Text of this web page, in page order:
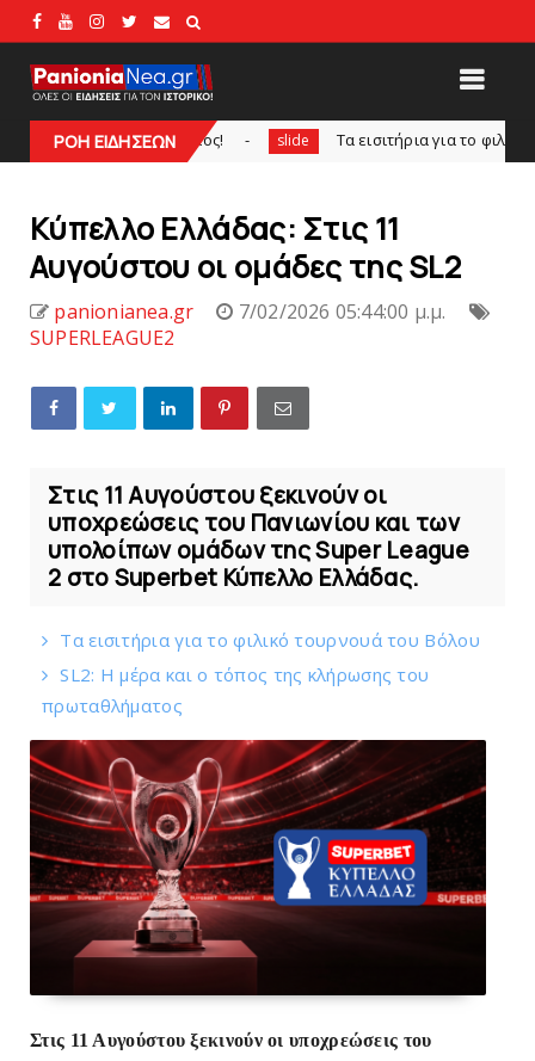
ΡΟΗ ΕΙΔΗΣΕΩΝ
slide Tα εισιτήρια για το φιλικό τουρνουά του
Kύπελλο Ελλάδας: Στις 11
Αυγούστου οι ομάδες της SL2
panionianea.gr
7/02/2026 05:44:00 μ.μ.
SUPERLEAGUE2
Στις 11 Αυγούστου ξεκινούν οι
υποχρεώσεις του Πανιωνίου και των
υπολοίπων ομάδων της Super League
2 στο Superbet Κύπελλο Ελλάδας.
Tα εισιτήρια για το φιλικό τουρνουά του Bόλου
SL2: Η μέρα και ο τόπος της κλήρωσης του
πρωταθλήματος
Στις 11 Αυγούστου ξεκινούν οι υποχρεώσεις του